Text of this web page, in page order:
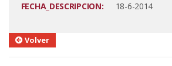
FECHA_DESCRIPCION:
18-6-2014
Volver